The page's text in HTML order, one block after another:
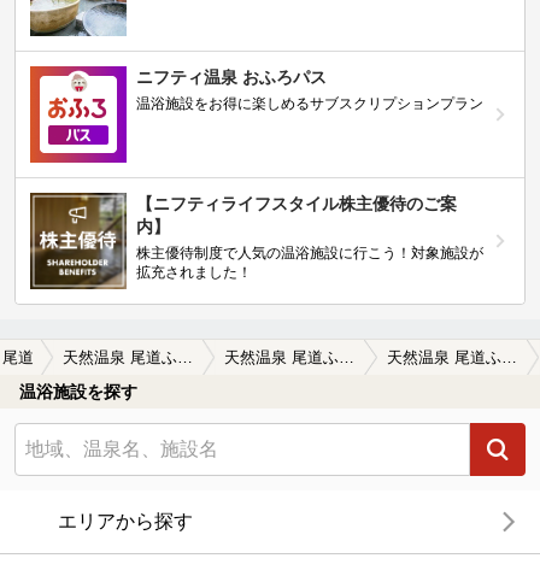
ニフティ温泉 おふろパス
温浴施設をお得に楽しめるサブスクリプションプラン
【ニフティライフスタイル株主優待のご案
内】
株主優待制度で人気の温浴施設に行こう！対象施設が
拡充されました！
尾道 天然温泉 尾道ふれあいの里 天然温泉 尾道ふれあいの里の口コミ一覧 天然温泉 尾道ふれあいの里の口コミ 狭い
温浴施設を探す
エリアから探す